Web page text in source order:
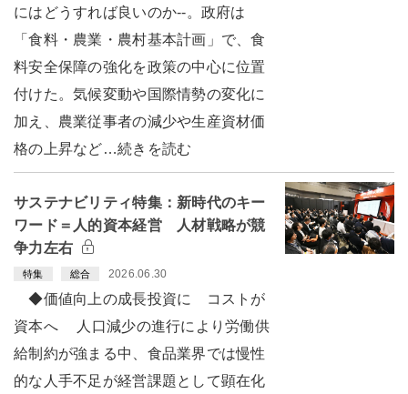
にはどうすれば良いのか--。政府は
「食料・農業・農村基本計画」で、食
料安全保障の強化を政策の中心に位置
付けた。気候変動や国際情勢の変化に
加え、農業従事者の減少や生産資材価
格の上昇など…続きを読む
サステナビリティ特集：新時代のキー
ワード＝人的資本経営 人材戦略が競
争力左右
特集 総合 2026.06.30
◆価値向上の成長投資に コストが
資本へ 人口減少の進行により労働供
給制約が強まる中、食品業界では慢性
的な人手不足が経営課題として顕在化